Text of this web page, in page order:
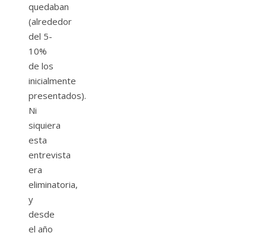
quedaban
(alrededor
del 5-
10%
de los
inicialmente
presentados).
Ni
siquiera
esta
entrevista
era
eliminatoria,
y
desde
el año